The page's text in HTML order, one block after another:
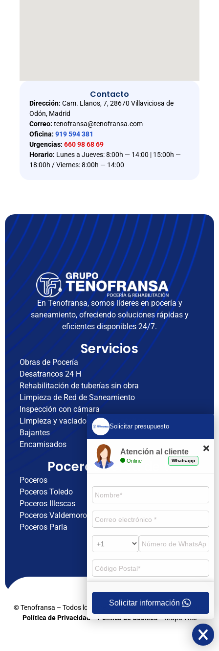
Contacto
Dirección: Cam. Llanos, 7, 28670 Villaviciosa de
Odón, Madrid
Correo: tenofransa@tenofransa.com
Oficina: 919 594 381
Urgencias: 660 98 68 69
Horario: Lunes a Jueves: 8:00h — 14:00 | 15:00h —
18:00h / Viernes: 8:00h — 14:00
En Tenofransa, somos líderes en pocería y
saneamiento, ofreciendo soluciones rápidas y
eficientes disponibles 24/7.
Servicios
Obras de Pocería
Desatrancos 24 H
Rehabilitación de tuberías sin obra
Limpieza de Red de Saneamiento
Inspección con cámara
Limpieza y vaciado de fosas sépticas
Bajantes
Encamisados
Poceros cerca de ti
Poceros
Poceros Toledo
Poceros Illescas
Poceros Valdemoro
Poceros Parla
© Tenofransa – Todos los derechos reservados –Aviso Legal
Política de Privacidad– Política de Cookies– Mapa Web
Solicitar presupuesto
Atención al cliente
Online Whatsapp
Solicitar información